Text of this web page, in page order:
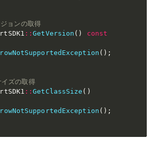
ョンの取得
::GetVersion ( )
const
( ) ;
ズの取得
::GetClassSize ( )
( ) ;